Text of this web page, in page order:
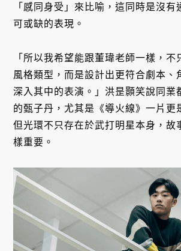
「感同身受」來比喻，這同時是沒有
可或缺的表現。
「所以我希望能跟董瑋老師一樣，不
風格類型，而是設計出更符合劇本、
深入其中的表演。」洪昰顥笑說同業
的甄子丹，尤其是《導火線》一片更
但光環不只存在於武打明星本身，故
樣重要。